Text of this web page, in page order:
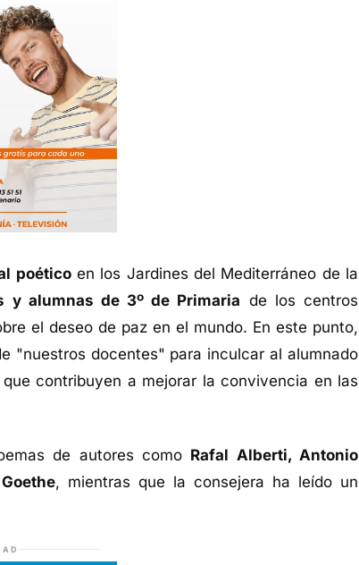
poéticoen los Jardines del Mediterráneo de la
y alumnas de 3º de Primaria de los centros
el deseo de paz en el mundo. En este punto,
"nuestros docentes" para inculcar al alumnado
contribuyen a mejorar la convivencia en las
de autores como Rafal Alberti, Antonio
Goethe, mientras que la consejera ha leído un